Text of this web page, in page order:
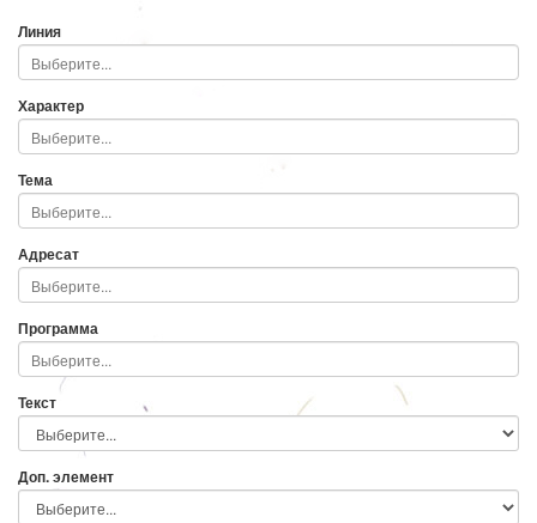
Линия
Характер
Тема
Адресат
Программа
Текст
Доп. элемент